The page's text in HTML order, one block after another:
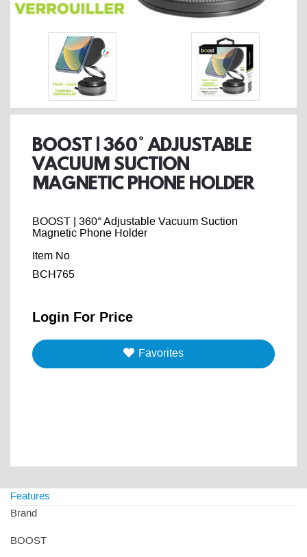
BOOST | 360° ADJUSTABLE
VACUUM SUCTION
MAGNETIC PHONE HOLDER
BOOST | 360° Adjustable Vacuum Suction
Magnetic Phone Holder
Item No
BCH765
Login For Price
Favorites
Features
Brand
BOOST